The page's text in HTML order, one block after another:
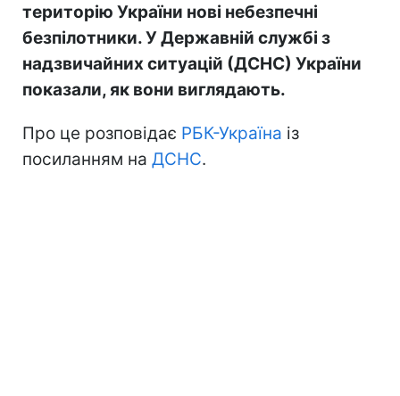
територію України нові небезпечні
безпілотники. У Державній службі з
надзвичайних ситуацій (ДСНС) України
показали, як вони виглядають.
Про це розповідає РБК-Україна із
посиланням на ДСНС.